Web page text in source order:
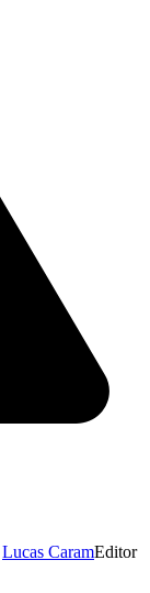
Lucas CaramEditor